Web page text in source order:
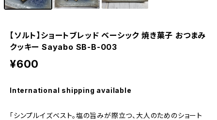
【ソルト】ショートブレッド ベーシック 焼き菓子 おつまみ
クッキー Sayabo SB-B-003
¥600
International shipping available
「シンプルイズベスト。塩の旨みが際立つ、大人のためのショート